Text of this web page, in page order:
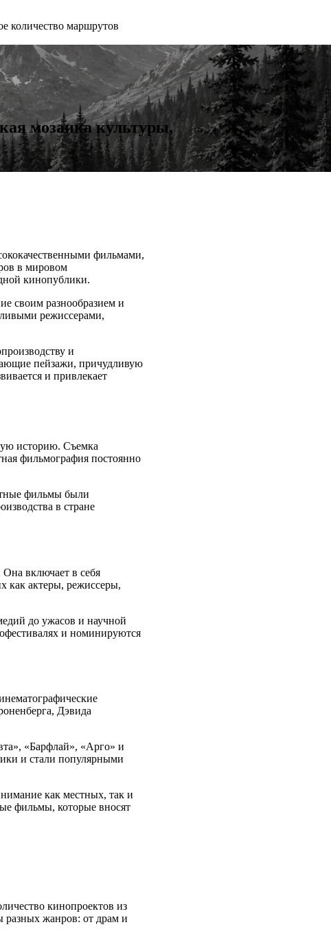
количество маршрутов
мозаика культуры,
фильмами,
в мировом
кинопублики.
своим разнообразием и
режиссерами,
и
пейзажи, причудливую
и привлекает
историю. Съемка
фильмография постоянно
фильмы были
в стране
включает в себя
как актеры, режиссеры,
до ужасов и научной
и номинируются
Дэвида
«Барфлай», «Арго» и
и стали популярными
как местных, так и
фильмы, которые вносят
кинопроектов из
жанров: от драм и